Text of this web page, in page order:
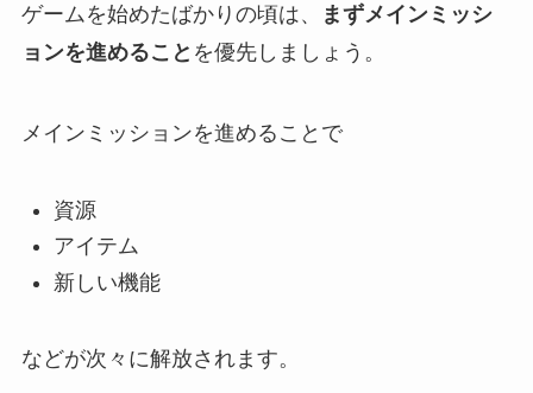
ゲームを始めたばかりの頃は、
まずメインミッシ
ョンを進めること を優先しましょう。
メインミッションを進めることで
資源
アイテム
新しい機能
などが次々に解放されます。